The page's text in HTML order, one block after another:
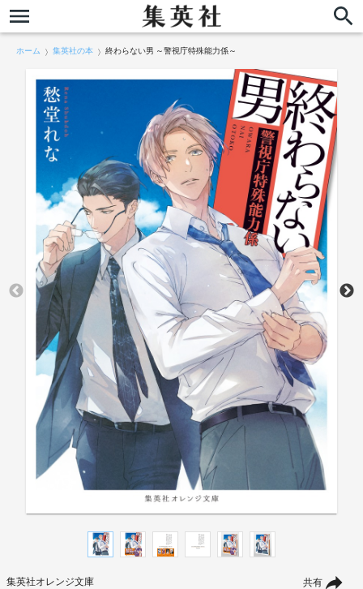
ホーム 集英社の本 終わらない男 ～警視庁特殊能力係～
共有
集英社オレンジ文庫